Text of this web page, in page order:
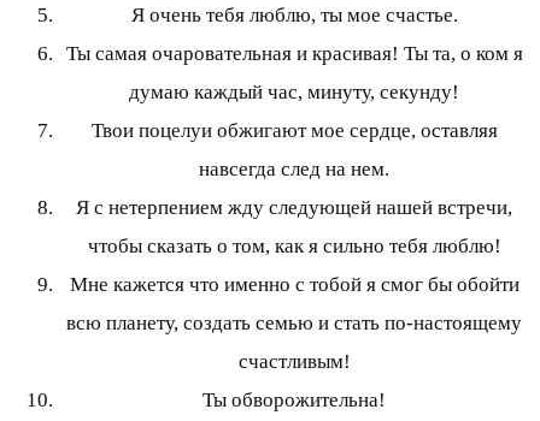
Я очень тебя люблю, ты мое счастье.
Ты самая очаровательная и красивая! Ты та, о ком я
думаю каждый час, минуту, секунду!
Твои поцелуи обжигают мое сердце, оставляя
навсегда след на нем.
Я с нетерпением жду следующей нашей встречи,
чтобы сказать о том, как я сильно тебя люблю!
Мне кажется что именно с тобой я смог бы обойти
всю планету, создать семью и стать по-настоящему
счастливым!
Ты обворожительна!